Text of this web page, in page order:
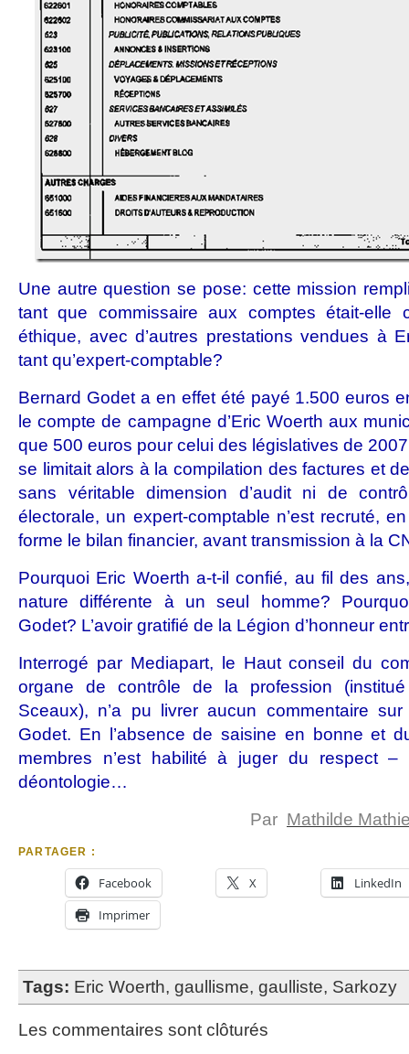
Une autre question se pose: cette mission
tant que commissaire aux comptes était-elle
éthique, avec d’autres prestations vendues à
tant qu’expert-comptable?
Bernard Godet a en effet été payé 1.500 euros
le compte de campagne d’Eric Woerth aux
que 500 euros pour celui des législatives de
se limitait alors à la compilation des factures et
sans véritable dimension d’audit ni de
électorale, un expert-comptable n’est recruté,
forme le bilan financier, avant transmission à la
Pourquoi Eric Woerth a-t-il confié, au fil des
nature différente à un seul homme?
Godet? L’avoir gratifié de la Légion d’honneur
Interrogé par Mediapart, le Haut conseil du
organe de contrôle de la profession
Sceaux), n’a pu livrer aucun commentaire
Godet. En l’absence de saisine en bonne et
membres n’est habilité à juger du respect
déontologie…
Par Mathilde
PARTAGER :
Facebook X
LinkedIn
Imprimer
Tags: Eric Woerth, gaullisme, gaulliste, Sarkozy
Les commentaires sont clôturés